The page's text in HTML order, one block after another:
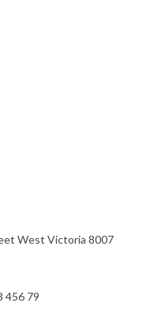
West Victoria 8007
456 79